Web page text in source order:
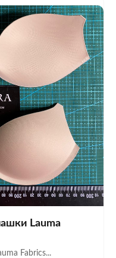
Lauma
Fabrics...